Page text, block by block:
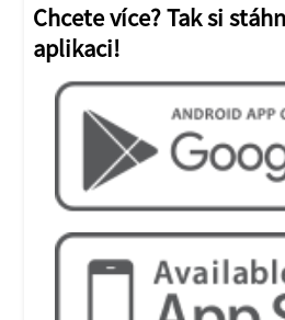
Chcete více? Tak si
aplikaci!